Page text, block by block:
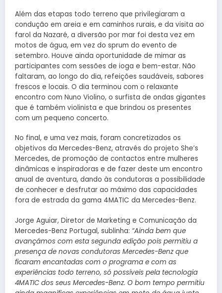
Além das etapas todo terreno que privilegiaram a
condução em areia e em caminhos rurais, e da visita ao
farol da Nazaré, a diversão por mar foi desta vez em
motos de água, em vez do sprum do evento de
setembro. Houve ainda oportunidade de mimar as
participantes com sessões de ioga e bem-estar. Não
faltaram, ao longo do dia, refeições saudáveis, sabores
frescos e locais. O dia terminou com o relaxante
encontro com Nuno Violino, o surfista de ondas gigantes
que é também violinista e que brindou os presentes
com um pequeno concerto.
No final, e uma vez mais, foram concretizados os
objetivos da Mercedes-Benz, através do projeto She’s
Mercedes, de promoção de contactos entre mulheres
dinâmicas e inspiradoras e de fazer deste um encontro
anual de aventura, dando às condutoras a possibilidade
de conhecer e desfrutar ao máximo das capacidades
fora de estrada da gama 4MATIC da Mercedes-Benz.
Jorge Aguiar, Diretor de Marketing e Comunicação da
Mercedes-Benz Portugal, sublinha: “Ainda bem que
avançámos com esta segunda edição pois permitiu a
presença de novas condutoras Mercedes-Benz que
ficaram encantadas com o programa e com as
experiências todo terreno, só possíveis pela tecnologia
4MATIC dos seus Mercedes-Benz. O bom tempo permitiu